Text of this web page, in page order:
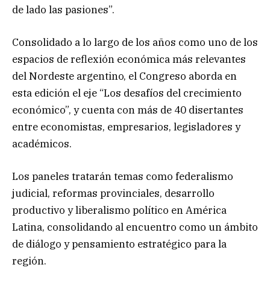
de lado las pasiones”.
Consolidado a lo largo de los años como uno de los
espacios de reflexión económica más relevantes
del Nordeste argentino, el Congreso aborda en
esta edición el eje “Los desafíos del crecimiento
económico”, y cuenta con más de 40 disertantes
entre economistas, empresarios, legisladores y
académicos.
Los paneles tratarán temas como federalismo
judicial, reformas provinciales, desarrollo
productivo y liberalismo político en América
Latina, consolidando al encuentro como un ámbito
de diálogo y pensamiento estratégico para la
región.